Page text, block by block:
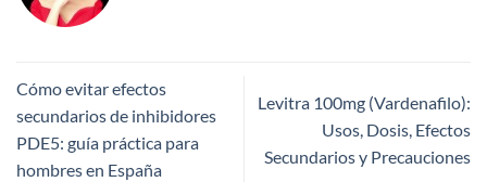
Cómo evitar efectos
secundarios de inhibidores
PDE5: guía práctica para
hombres en España
Levitra 100mg (Vardenafilo):
Usos, Dosis, Efectos
Secundarios y Precauciones